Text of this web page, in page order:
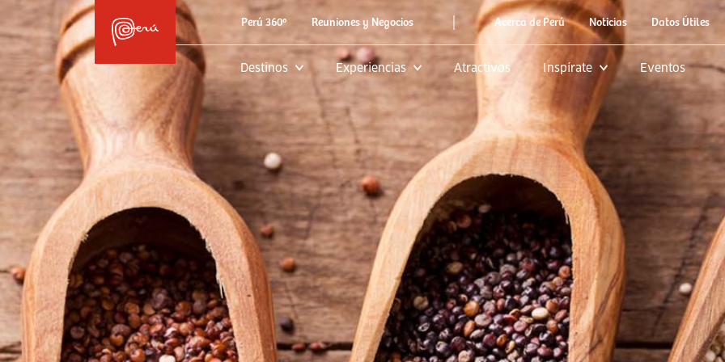
Perú 360º Reuniones y Negocios | Acerca de Perú Noticias Datos Útiles
Destinos Experiencias Atractivos Inspírate Eventos